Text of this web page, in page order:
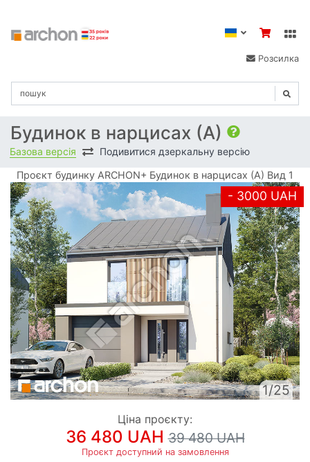
Розсилка
Будинок в нарцисах (А)
Базова версія Подивитися дзеркальну версію
Проєкт будинку ARCHON+ Будинок в нарцисах (А) Вид 1
- 3000 UAH
1/25
Ціна проєкту:
36 480 UAH39 480 UAH
Проєкт доступний на замовлення